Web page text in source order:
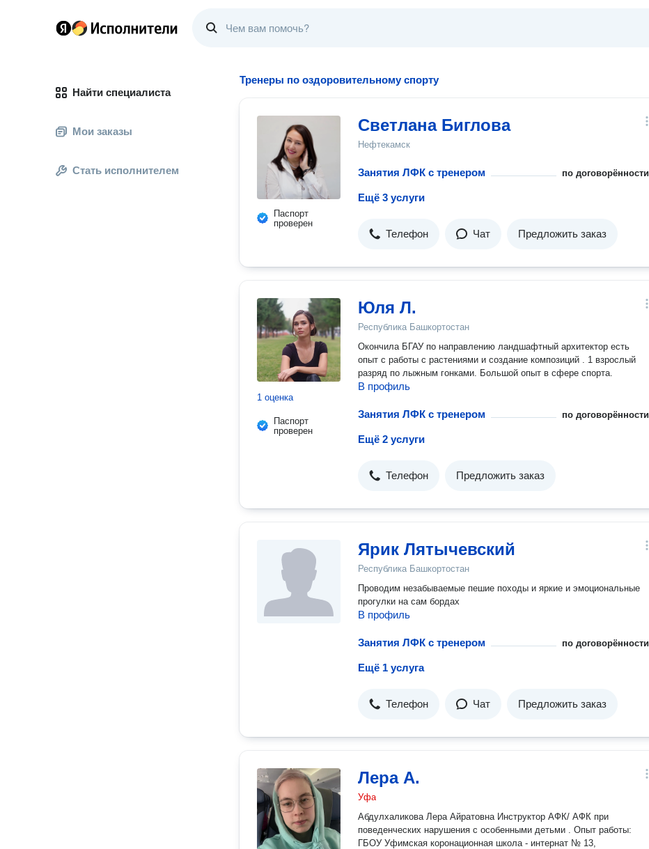
Найти специалиста
Мои заказы
Стать исполнителем
Тренеры по оздоровительному спорту
Паспорт
проверен
Светлана Биглова
Нефтекамск
Занятия ЛФК с тренером по договорённости
Ещё 3 услуги
Телефон Чат Предложить заказ
1 оценка
Паспорт
проверен
Юля Л.
Республика Башкортостан
Окончила БГАУ по направлению ландшафтный архитектор есть
опыт с работы с растениями и создание композиций . 1 взрослый
разряд по лыжным гонками. Большой опыт в сфере спорта.
В профиль
Занятия ЛФК с тренером по договорённости
Ещё 2 услуги
Телефон Предложить заказ
Ярик Лятычевский
Республика Башкортостан
Проводим незабываемые пешие походы и яркие и эмоциональные
прогулки на сам бордах
В профиль
Занятия ЛФК с тренером по договорённости
Ещё 1 услуга
Телефон Чат Предложить заказ
Лера А.
Уфа
Абдулхаликова Лера Айратовна Инструктор АФК/ АФК при
поведенческих нарушения с особенными детьми . Опыт работы:
ГБОУ Уфимская коронационная школа - интернат № 13,